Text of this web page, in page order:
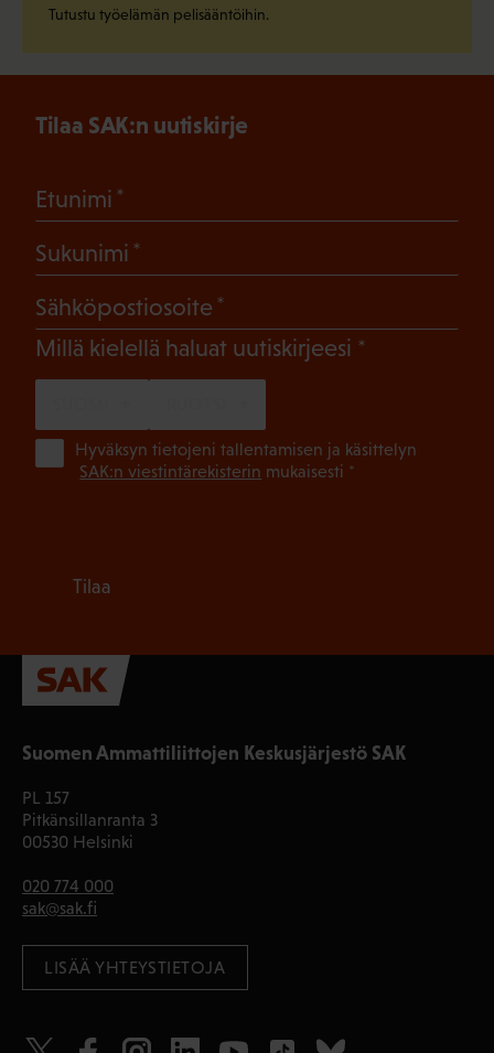
Tutustu työelämän pelisääntöihin.
Suomen Ammattiliittojen Keskusjärjestö SAK
PL 157
Pitkänsillanranta 3
00530 Helsinki
020 774 000
sak@sak.fi
LISÄÄ YHTEYSTIETOJA
Tilaa SAK:n uutiskirje
Etunimi
Sukunimi
Sähköpostiosoite
Millä kielellä haluat uutiskirjeesi (Pakollinen)
Hyväksyn tietojeni tallentamisen ja käsittelyn
SAK:n viestintärekisterin mukaisesti *
Tilaa